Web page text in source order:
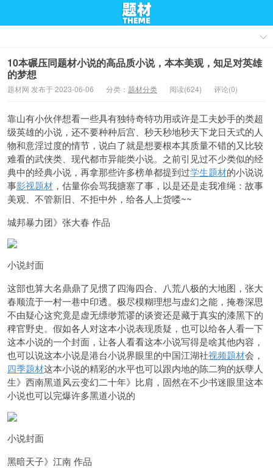
10本碾压同题材小说的高品质小说，本本美观，知足对英雄
的梦想
题材网 发布于 2023-06-06 分类： 题材分类 阅读(624) 评论(0)
靠山有小伙伴想看一些具有独特奇特功用或许是工夫妙手的类超
级英雄的小说，还不要种种后宫、秒天秒地秒天下龙日天式的人
物和意淫过度的情节，说白了就是想要根本其质量不错的又比较
难看的武侠类、现代都市异能类小说。之前引见过不少类似的经
典中的经典小说，再拿那些许多榜单都提到过学生题材的小说说
事影视题材 ，估量你会骂我搪塞了事，以是还是走我准绳：故事
美观、不管新旧、不拒中外，给各人上货喽~~
城邦暴力团》张大春 作品
小说封面
这部也算大名鼎鼎了见惯了四海四合、八荒八极的大地图，张大
春顺流于一村一巷中印透。极尽模糊理想与虚幻之能，掩卷深思
不由疑心这究竟是虚无缥缈荒谬的谈资还是藏于真实的漆黑下的
稗官野史。假如各人对这本小说表现质疑，也可以给各人看一下
这本小说的一个封面，让各人看看这本小说写得是啥其他内容，
也可以说这本小说是港台小说界眼里的中国江湖社视频题材会，
四季题材这本小说的精彩的水平也可以跟内地的陈二狗的妖孽人
生》西南黑道风云变幻二十年》比肩，固然在不少书迷眼里这本
小说也可以完爆许多黑道小说的
小说封面
黑暗天子》江南 作品